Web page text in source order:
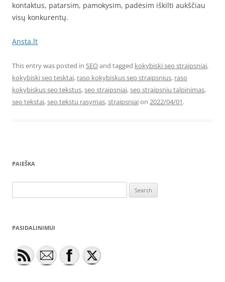
kontaktus, patarsim, pamokysim, padėsim iškilti aukščiau
visų konkurentų.
Ansta.lt
This entry was posted in SEOand tagged kokybiski seo straipsniai,
kokybiski seo tesktai, raso kokybiskus seo straipsnius, raso
kokybiskus seo tekstus,seo straipsniai,seo straipsniu talpinimas,
seo tekstai,seo tekstu rasymas,straipsniaion 2022/04/01.
PAIEŠKA
for:
PASIDALINIMUI